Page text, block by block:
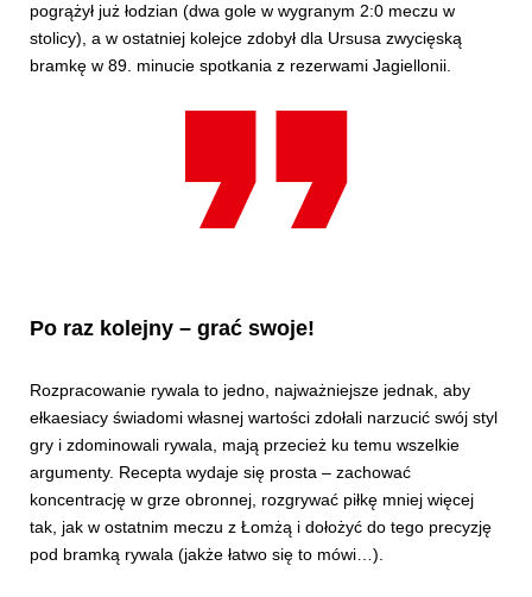
pogrążył już łodzian (dwa gole w wygranym 2:0 meczu w
stolicy), a w ostatniej kolejce zdobył dla Ursusa zwycięską
bramkę w 89. minucie spotkania z rezerwami Jagiellonii.
Po raz kolejny – grać swoje!
Rozpracowanie rywala to jedno, najważniejsze jednak, aby
ełkaesiacy świadomi własnej wartości zdołali narzucić swój styl
gry i zdominowali rywala, mają przecież ku temu wszelkie
argumenty. Recepta wydaje się prosta – zachować
koncentrację w grze obronnej, rozgrywać piłkę mniej więcej
tak, jak w ostatnim meczu z Łomżą i dołożyć do tego precyzję
pod bramką rywala (jakże łatwo się to mówi…).